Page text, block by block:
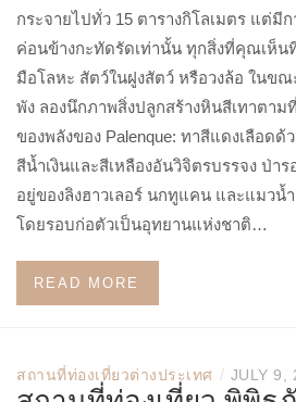
กระจายไปทั่ว 15 ตารางกิโลเมตร แต่มี
ค่อนข้างกะทัดรัดเท่านั้น ทุกสิ่งที่คุณเห็น
มือโลหะ สัตว์ในฝูงสัตว์ หรือวงล้อ ในข
พัง ลองนึกภาพสิ่งปลูกสร้างหินสีเทาตา
ของพลังของ Palenque: ทาสีแดงเลือดด้
สีน้ำเงินและสีเหลืองอันวิจิตรบรรจง ป่า
อยู่ของลิงฮาวเลอร์ นกทูแคน และแมวน้
โดยรอบก่อตัวเป็นอุทยานแห่งชาติ…
READ MORE
สถานที่ท่องเที่ยวต่างประเทศ / JULY 9,